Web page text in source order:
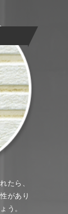
たら、
があり
う。